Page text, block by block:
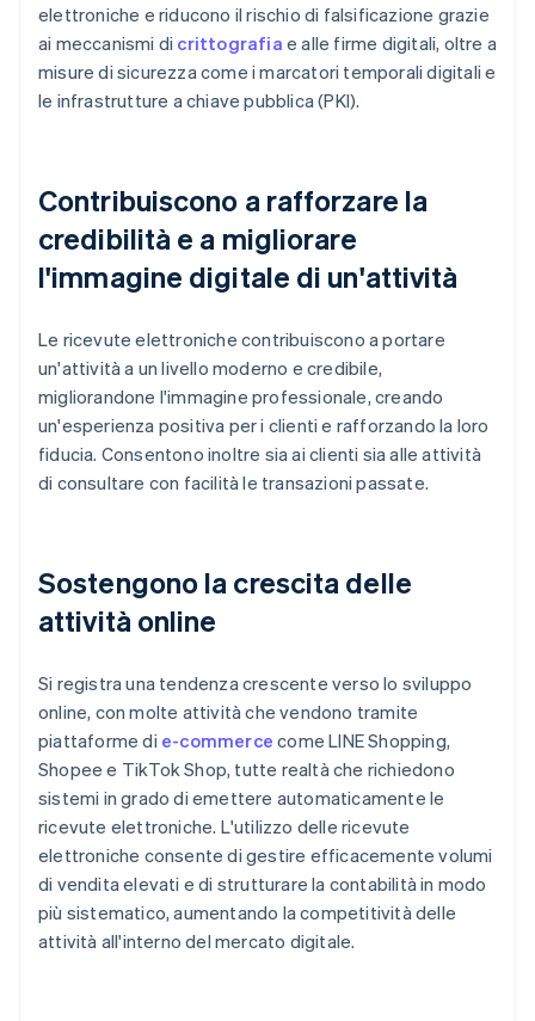
elettroniche e riducono il rischio di falsificazione grazie
ai meccanismi di crittografia e alle firme digitali, oltre a
misure di sicurezza come i marcatori temporali digitali e
le infrastrutture a chiave pubblica (PKI).
Contribuiscono a rafforzare la
credibilità e a migliorare
l'immagine digitale di un'attività
Le ricevute elettroniche contribuiscono a portare
un'attività a un livello moderno e credibile,
migliorandone l'immagine professionale, creando
un'esperienza positiva per i clienti e rafforzando la loro
fiducia. Consentono inoltre sia ai clienti sia alle attività
di consultare con facilità le transazioni passate.
Sostengono la crescita delle
attività online
Si registra una tendenza crescente verso lo sviluppo
online, con molte attività che vendono tramite
piattaforme di e-commerce come LINE Shopping,
Shopee e TikTok Shop, tutte realtà che richiedono
sistemi in grado di emettere automaticamente le
ricevute elettroniche. L'utilizzo delle ricevute
elettroniche consente di gestire efficacemente volumi
di vendita elevati e di strutturare la contabilità in modo
più sistematico, aumentando la competitività delle
attività all'interno del mercato digitale.